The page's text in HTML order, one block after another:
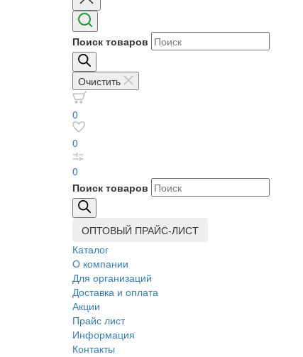
Поиск товаров
Очистить
0
0
0
Поиск товаров
ОПТОВЫЙ ПРАЙС-ЛИСТ
Каталог
О компании
Для организаций
Доставка и оплата
Акции
Прайс лист
Информация
Контакты